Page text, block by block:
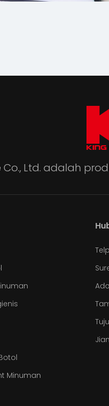
Co., Ltd. adalah
Minuman